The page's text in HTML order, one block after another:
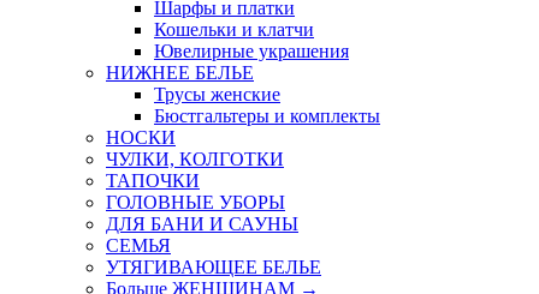
Шарфы и платки
Кошельки и клатчи
Ювелирные украшения
НИЖНЕЕ БЕЛЬЕ
Трусы женские
Бюстгальтеры и комплекты
НОСКИ
ЧУЛКИ, КОЛГОТКИ
ТАПОЧКИ
ГОЛОВНЫЕ УБОРЫ
ДЛЯ БАНИ И САУНЫ
СЕМЬЯ
УТЯГИВАЮЩЕЕ БЕЛЬЕ
Больше ЖЕНЩИНАМ →